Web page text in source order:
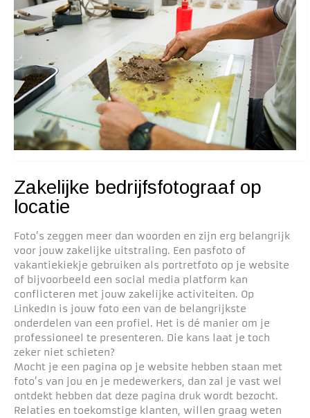
Zakelijke bedrijfsfotograaf op
locatie
Foto’s zeggen meer dan woorden en zijn erg belangrijk
voor jouw zakelijke uitstraling. Een pasfoto of
vakantiekiekje gebruiken als portretfoto op je website
of bijvoorbeeld een social media platform kan
conflicteren met jouw zakelijke activiteiten. Op
LinkedIn is jouw foto een van de belangrijkste
onderdelen van een profiel. Het is dé manier om je
professioneel te presenteren. Die kans laat je toch
zeker niet schieten?
Mocht je een pagina op je website hebben staan met
foto’s van jou en je medewerkers, dan zal je vast wel
ontdekt hebben dat deze pagina druk wordt bezocht.
Relaties en toekomstige klanten, willen graag weten